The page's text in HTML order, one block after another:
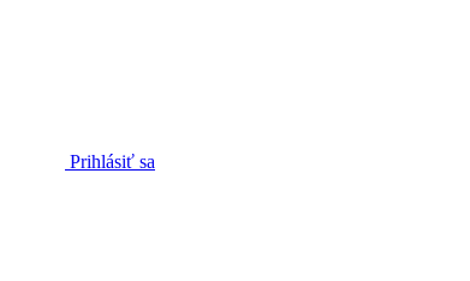
Prihlásiť sa